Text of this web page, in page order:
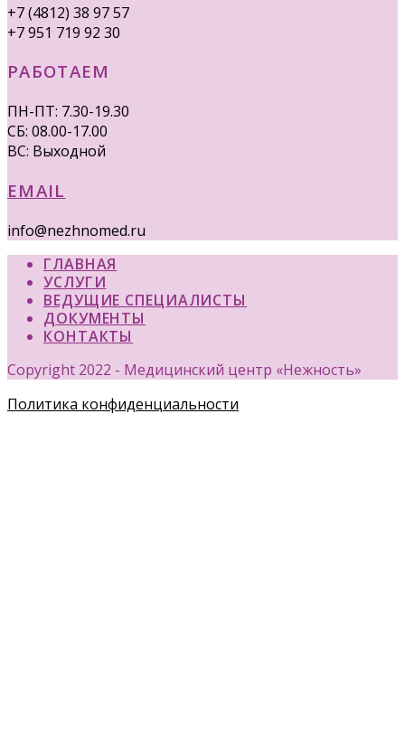
+7 (4812) 38 97 57
+7 951 719 92 30
РАБОТАЕМ
ПН-ПТ: 7.30-19.30
СБ: 08.00-17.00
ВС: Выходной
EMAIL
info@nezhnomed.ru
ГЛАВНАЯ
УСЛУГИ
ВЕДУЩИЕ СПЕЦИАЛИСТЫ
ДОКУМЕНТЫ
КОНТАКТЫ
Copyright 2022 - Медицинский центр «Нежность»
Политика конфиденциальности